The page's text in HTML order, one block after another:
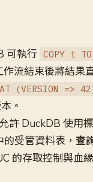
可執行 COPY t
流結束後將結果
AT (VERSION =>
。
許 DuckDB 使用
受管資料表， 查
的存取控制與血